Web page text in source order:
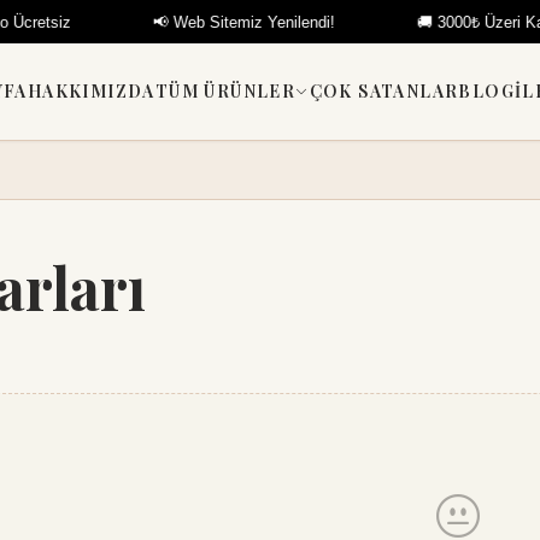
📢 Web Sitemiz Yenilendi! 🚚 3000₺ Üzeri
HAKKIMIZDATÜM ÜRÜNLER ÇOK SATANLARBLOG